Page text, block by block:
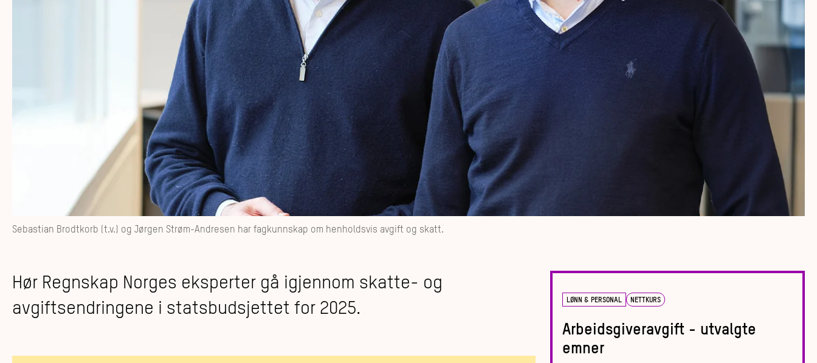
Sebastian Brodtkorb (t.v.) og Jørgen Strøm-Andresen har fagkunnskap om henholdsvis avgift og skatt.
Hør Regnskap Norges eksperter gå igjennom skatte- og
avgiftsendringene i statsbudsjettet for 2025.
LØNN & PERSONAL NETTKURS
Arbeidsgiveravgift - utvalgte
emner